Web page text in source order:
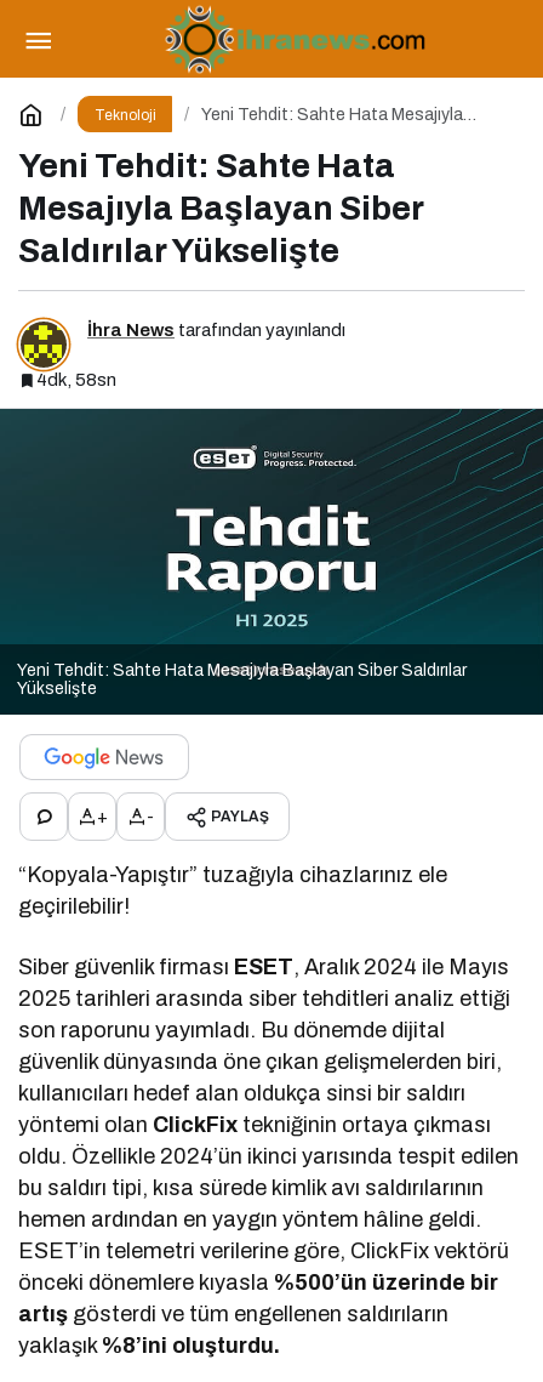
Teknoloji
Yeni Tehdit: Sahte Hata Mesajıyla
Yeni Tehdit: Sahte Hata
Mesajıyla Başlayan Siber
Saldırılar Yükselişte
İhra News tarafından yayınlandı
4dk, 58sn
Yeni Tehdit: Sahte Hata Mesajıyla Başlayan Siber Saldırılar
Yükselişte
+ - PAYLAŞ
“Kopyala-Yapıştır” tuzağıyla cihazlarınız ele
geçirilebilir!
Siber güvenlik firması ESET, Aralık 2024 ile Mayıs
2025 tarihleri arasında siber tehditleri analiz ettiği
son raporunu yayımladı. Bu dönemde dijital
güvenlik dünyasında öne çıkan gelişmelerden biri,
kullanıcıları hedef alan oldukça sinsi bir saldırı
yöntemi olan ClickFix tekniğinin ortaya çıkması
oldu. Özellikle 2024’ün ikinci yarısında tespit edilen
bu saldırı tipi, kısa sürede kimlik avı saldırılarının
hemen ardından en yaygın yöntem hâline geldi.
ESET’in telemetri verilerine göre, ClickFix vektörü
önceki dönemlere kıyasla %500’ün üzerinde bir
artış gösterdi ve tüm engellenen saldırıların
yaklaşık %8’ini oluşturdu.
Tarihin En Büyük Şifre Sızıntısı
Yorum Yap